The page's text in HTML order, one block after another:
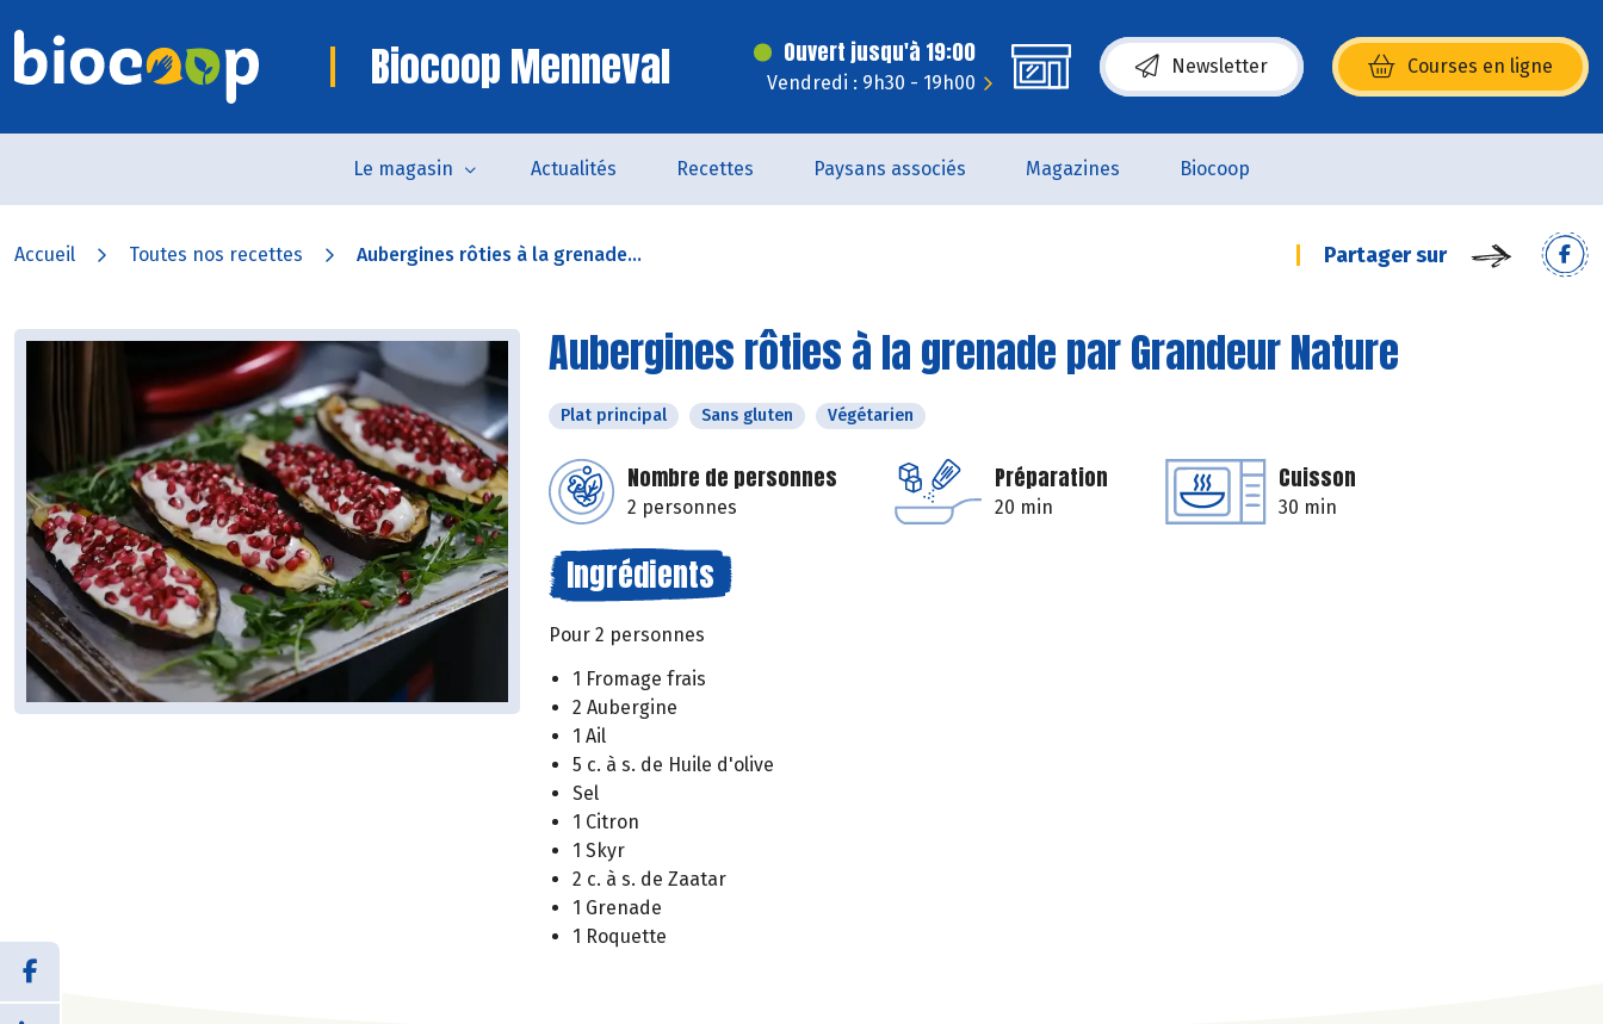
Biocoop Menneval Ouvert jusqu'à 19:00
Vendredi : 9h30 - 19h00
Newsletter Courses en ligne
(s’ouvre dans une nouvelle fenêtre)
Le magasin Actualités Recettes Paysans associés Magazines Biocoop
Accueil Toutes nos recettes Aubergines rôties à la grenade... Partager sur
Aubergines rôties à la grenade par Grandeur Nature
Plat principal Sans gluten Végétarien
Nombre de personnes
2 personnes
Préparation
20 min
Cuisson
30 min
Ingrédients
Pour 2 personnes
1 Fromage frais
2 Aubergine
1 Ail
5 c. à s. de Huile d'olive
Sel
1 Citron
1 Skyr
2 c. à s. de Zaatar
1 Grenade
1 Roquette